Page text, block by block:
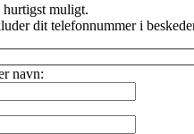
hurtigst muligt.
dit telefonnummer i
navn: